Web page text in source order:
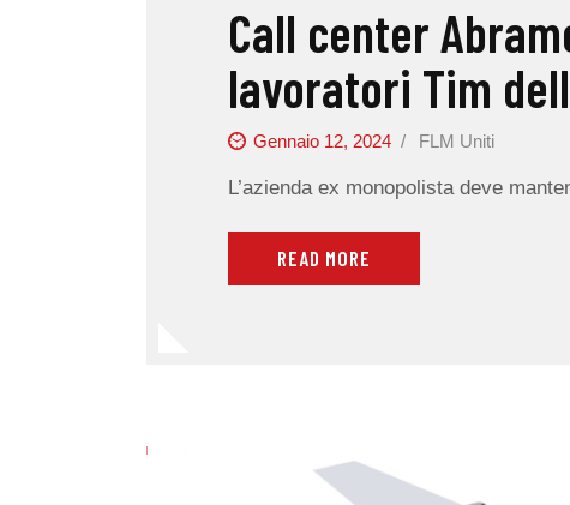
Call center
lavoratori Tim
Gennaio 12, 2024 FLM Uniti
L’azienda ex monopolista deve
READ MORE